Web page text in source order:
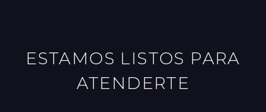
ESTAMOS LISTOS PARA
ATENDERTE